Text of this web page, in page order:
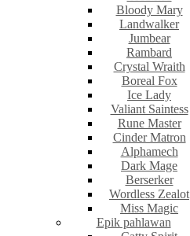
Bloody Mary
Landwalker
Jumbear
Rambard
Crystal Wraith
Boreal Fox
Ice Lady
Valiant Saintess
Rune Master
Cinder Matron
Alphamech
Dark Mage
Berserker
Wordless Zealot
Miss Magic
Epik pahlawan